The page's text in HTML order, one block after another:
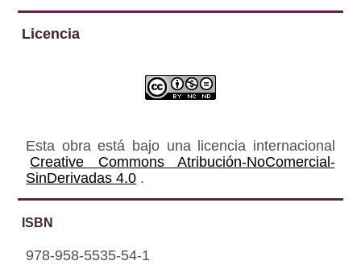
Licencia
Esta obra está bajo una licencia internacional
Creative Commons Atribución-NoComercial-
SinDerivadas 4.0 .
ISBN
978-958-5535-54-1